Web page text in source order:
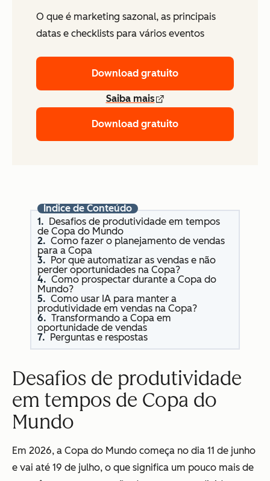
O que é marketing sazonal, as principais
datas e checklists para vários eventos
Download gratuito
Saiba mais
Download gratuito
Índice de Conteúdo
Desafios de produtividade em tempos
de Copa do Mundo
Como fazer o planejamento de vendas
para a Copa
Por que automatizar as vendas e não
perder oportunidades na Copa?
Como prospectar durante a Copa do
Mundo?
Como usar IA para manter a
produtividade em vendas na Copa?
Transformando a Copa em
oportunidade de vendas
Perguntas e respostas
Desafios de produtividade
em tempos de Copa do
Mundo
Em 2026, a Copa do Mundo começa no dia 11 de junho
e vai até 19 de julho, o que significa um pouco mais de